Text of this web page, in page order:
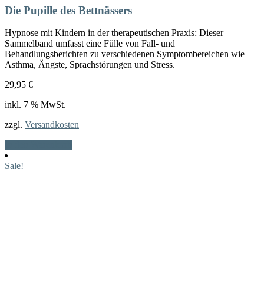
Die Pupille des Bettnässers
Hypnose mit Kindern in der therapeutischen Praxis: Dieser
Sammelband umfasst eine Fülle von Fall- und
Behandlungsberichten zu verschiedenen Symptombereichen wie
Asthma, Ängste, Sprachstörungen und Stress.
29,95 €
inkl. 7 % MwSt.
zzgl. Versandkosten
Sale!